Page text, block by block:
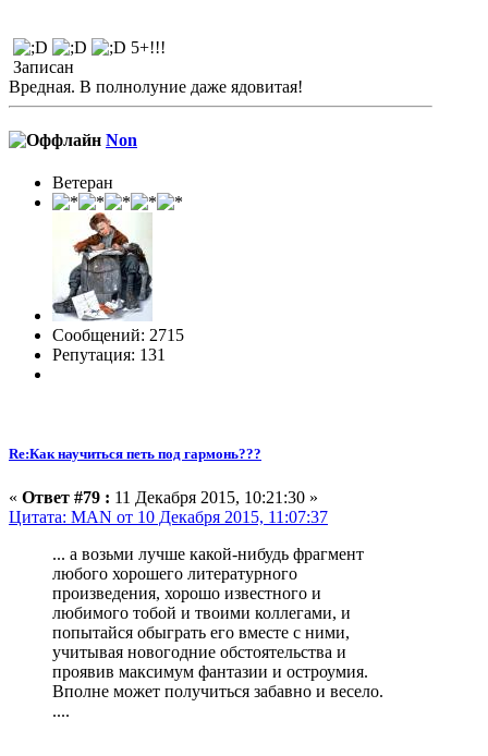
5+!!!
Записан
Вредная. В полнолуние даже ядовитая!
Non
Ветеран
Сообщений: 2715
Репутация: 131
Re:Как научиться петь под гармонь???
« Ответ #79 : 11 Декабря 2015, 10:21:30 »
Цитата: MAN от 10 Декабря 2015, 11:07:37
... а возьми лучше какой-нибудь фрагмент
любого хорошего литературного
произведения, хорошо известного и
любимого тобой и твоими коллегами, и
попытайся обыграть его вместе с ними,
учитывая новогодние обстоятельства и
проявив максимум фантазии и остроумия.
Вполне может получиться забавно и весело.
....